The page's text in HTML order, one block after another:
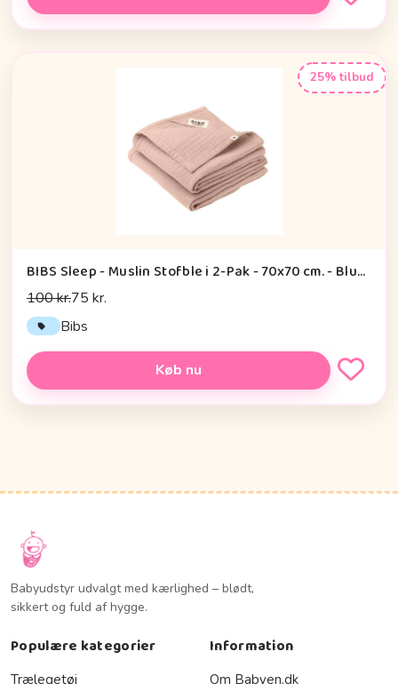
25% tilbud
BIBS Sleep - Muslin Stofble i 2-Pak - 70x70 cm. - Blush
100 kr.75 kr.
Bibs
Køb nu
Babyudstyr udvalgt med kærlighed – blødt,
sikkert og fuld af hygge.
Populære kategorier
Trælegetøj
Information
Om Babyen.dk